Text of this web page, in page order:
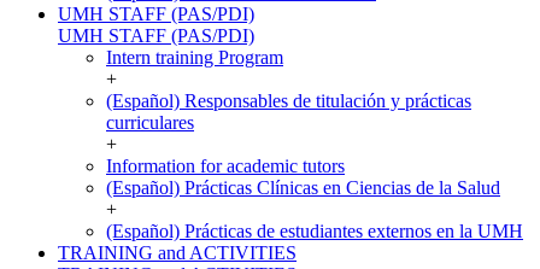
UMH STAFF (PAS/PDI)
UMH STAFF (PAS/PDI)
Intern training Program
+
(Español) Responsables de titulación y prácticas
curriculares
+
Information for academic tutors
(Español) Prácticas Clínicas en Ciencias de la Salud
+
(Español) Prácticas de estudiantes externos en la UMH
TRAINING and ACTIVITIES